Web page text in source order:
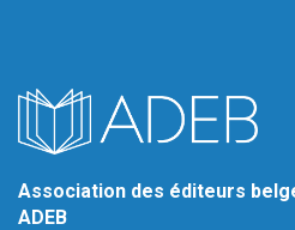
Association des éditeurs
ADEB